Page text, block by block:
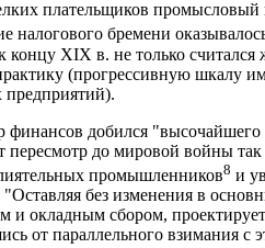
плательщиков промысловый
налогового бремени
XIX в. не только считался
(прогрессивную шкалу
предприятий).
добился "высочайшего
до мировой войны
промышленников8 и
без изменения в
окладным сбором,
от параллельного взимания с